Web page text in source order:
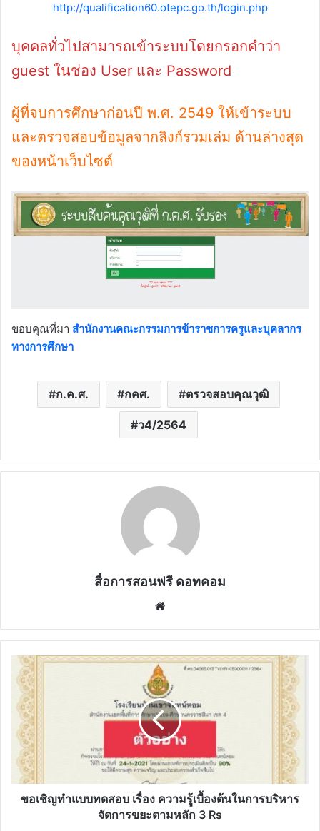
http://qualification60.otepc.go.th/login.php
บุคคลทั่วไปสามารถเข้าระบบโดยกรอกคำว่า
guest ในช่อง User และ Password
ผู้ที่จบการศึกษาก่อนปี พ.ศ. 2549 ให้เข้าระบบ
และตรวจสอบข้อมูลจากลิงก์รวมเล่ม ด้านล่างสุด
ของหน้าเว็บไซต์
ขอบคุณที่มา สำนักงานคณะกรรมการข้าราชการครูและบุคลากร
ทางการศึกษา
ก.ค.ศ. กคศ. ตรวจสอบคุณวุฒิ
ว4/2564
สื่อการสอนฟรี ดอทคอม
ขอ
เชิญ
ทำ
แบบ
ทดสอบ
เรื่อง
ความ
เบื้อง
ต้นขอเชิญทำแบบทดสอบ เรื่อง ความรู้เบื้องต้นในการบริหาร
จัดการขยะตามหลัก 3 Rs